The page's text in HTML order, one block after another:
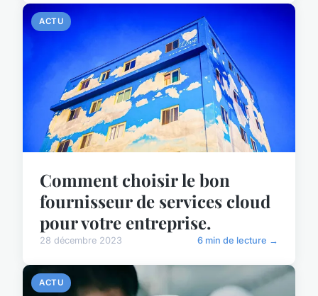
ACTU
Comment choisir le bon
fournisseur de services cloud
pour votre entreprise.
28 décembre 2023 6 min de lecture →
ACTU